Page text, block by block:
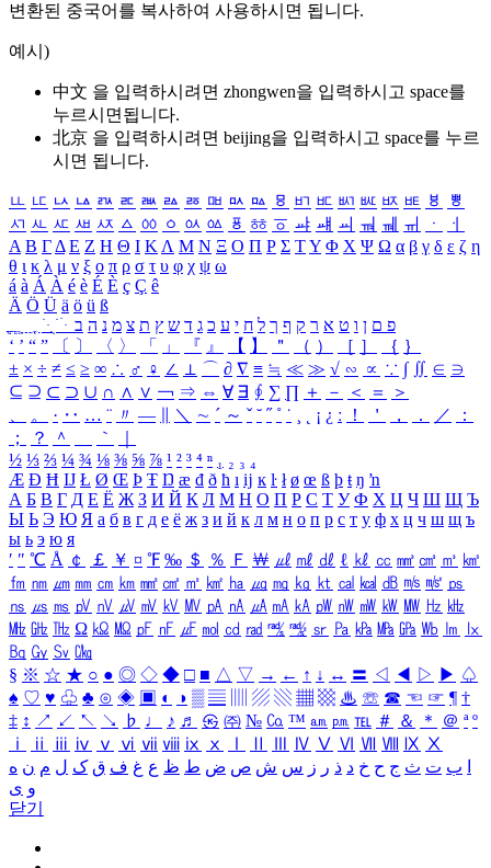
변환된 중국어를 복사하여 사용하시면 됩니다.
예시)
中文 을 입력하시려면 zhongwen을 입력하시고 space를
누르시면됩니다.
北京 을 입력하시려면 beijing을 입력하시고 space를 누르
시면 됩니다.
ㅥ ㅦ ㅧ ㅨ ㅩ ㅪ ㅫ ㅬ ㅭ ㅮ ㅯ ㅰ ㅱ ㅲ ㅳ ㅴ ㅵ ㅶ ㅷ ㅸ
ㅹ
ㅺ ㅻ ㅼ ㅽ ㅾ ㅿ ㆀ ㆁ ㆂ ㆃ ㆄ ㆅ ㆆ ㆇ ㆈ ㆉ ㆊ ㆋ ㆌ ㆍ
ㆎ
Α Β ΓΔ Ε Ζ Η Θ Ι ΚΛ Μ Ν Ξ Ο Π Ρ Σ ΤΥ Φ Χ Ψ Ω α β γ δ ε ζ η
θ ι κ λ μ ν ξ ο π ρ σ τ υ φ χ ψ ω
á à Á À é è É È ç Ç ê
Ä Ö Ü ä ö ü ß
ִֶֹ ֻּ ׁׂ פ ם ן ו ט א ר ק ף ך ל ח י ע כ ג ד ש ץ ת צ מ נ ה ב
‘ ’ “ ” 〔 〕 〈 〉 「 」 『 』 【 】 ＂ （ ） ［ ］ ｛ ｝
± × ÷ ≠ ≤ ≥ ∞ ∴ ♂ ♀ ∠ ⊥ ⌒ ∂ ∇ ≡ ≒ ≪ ≫ √ ∽ ∝ ∵ ∫ ∬ ∈ ∋
⊆ ⊇ ⊂ ⊃ ∪ ∩ ∧ ∨ ￢ ⇒ ⇔ ∀ ∃ ∮ ∑ ∏ ＋ － ＜ ＝
＞
、
。 · ‥ … ¨ 〃 ― ＼ ∼ ´ ～ ˇ ˘ ˝ ˚ ˙ ¸ ¡ ¿ ː ！ ＇ ， ． ／
：
；
？ ＾ ｀
½ ⅓ ⅔ ¼ ¾ ⅛ ⅜ ⅝ ⅞ ¹ ² ³ ⁴ ⁿ ₁ ₂ ₃ ₄
Æ Ð Ħ Ĳ Ł Ø Œ Þ Ŧ Ŋ æ đ ð ħ ı ĳ ĸ ŀ ł ø œ ß þ ŧ ŋ ŉ
А Б В Г Д Е Ё Ж З И Й К Л М Н О П Р С Т У Ф Х Ц Ч Ш Щ Ъ
Ы Ь Э Ю Я а б в г д е ё ж з и й к л м н о п р с т у ф х ц ч ш щ ъ
ы ь э ю я
′ ″ ℃ Å ￠ ￡ ￥ ¤ ℉ ‰ ＄ ％ Ｆ ￦ ㎕ ㎖ ㎗ ℓ ㎘ ㏄ ㎣ ㎤ ㎥ ㎦
㎙ ㎚ ㎛ ㎜ ㎝ ㎞ ㎟ ㎠ ㎡ ㎢ ㏊ ㎍ ㎎ ㎏ ㏏ ㎈ ㎉ ㏈ ㎧ ㎨ ㎰
㎱ ㎲ ㎳ ㎴ ㎵ ㎶ ㎷ ㎸ ㎹ ㎀ ㎁ ㎂ ㎃ ㎄ ㎺ ㎻ ㎽ ㎾ ㎿ ㎐ ㎑
㎒ ㎓ ㎔ Ω ㏀ ㏁ ㎊ ㎋ ㎌ ㏖ ㏅ ㎭ ㎮ ㎯ ㏛ ㎩ ㎪ ㎫ ㎬ ㏝ ㏐
㏓
㏃ ㏉ ㏜ ㏆
§ ※ ☆ ★ ○ ● ◎ ◇ ◆ □ ■ △ ▽ → ← ↑ ↓ ↔ 〓 ◁ ◀ ▷ ▶ ♤
♠ ♡ ♥ ♧ ♣ ⊙ ◈ ▣ ◐ ◑ ▒ ▤ ▨ ▧ ▦ ▩ ♨ ☏ ☎ ☜ ☞ ¶ †
‡ ↕ ↗ ↙ ↖ ↘ ♭ ♩ ♪ ♬ ㉿ ㈜ № ㏇ ™ ㏂ ㏘ ℡ ＃ ＆ ＊ ＠ ª º
ⅰ
ⅱ ⅲ ⅳ ⅴ ⅵ ⅶ ⅷ ⅸ ⅹ Ⅳ Ⅴ Ⅵ Ⅶ Ⅷ Ⅸ Ⅹ
ب ت ث ج ح خ د ذ ر ز س ش ص ض ط ظ ع غ ف ق ک ل م ن ه
و ی
닫기